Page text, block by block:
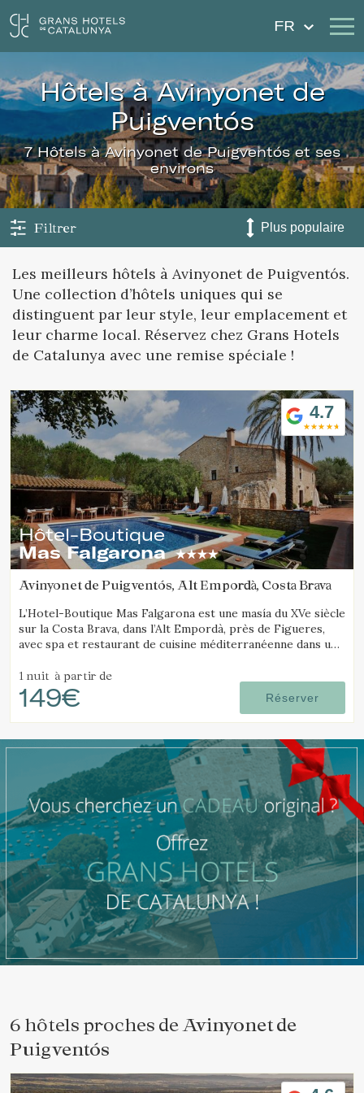
FR
Nos Hôtels Escapades
Mariages Chèques Cadeau
Découvrez Catalogne Contact
Se connecter Créer un compte
hôtels à Avinyonet de
Puigventós
7 Hôtels à Avinyonet de Puigventós et ses
environs
Filtrer
Les meilleurs hôtels à Avinyonet de Puigventós.
Une collection d’hôtels uniques qui se
distinguent par leur style, leur emplacement et
leur charme local. Réservez chez Grans Hotels
de Catalunya avec une remise spéciale !
4.7
Hôtel-Boutique
Mas Falgarona
Avinyonet de Puigventós, Alt Empordà, Costa Brava
L’Hotel-Boutique Mas Falgarona est une masía du XVe siècle
sur la Costa Brava, dans l’Alt Empordà, près de Figueres,
avec spa et restaurant de cuisine méditerranéenne dans un
1 nuit à partir de
149€ Réserver
6 hôtels proches de Avinyonet de
Puigventós